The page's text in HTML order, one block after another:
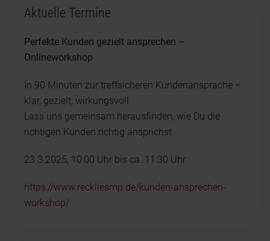
Aktuelle Termine
Perfekte Kunden gezielt ansprechen –
Onlineworkshop
In 90 Minuten zur treffsicheren Kundenansprache –
klar, gezielt, wirkungsvoll
Lass uns gemeinsam herausfinden, wie Du die
richtigen Kunden richtig ansprichst
23.3.2025, 10:00 Uhr bis ca. 11:30 Uhr
https://www.reckliesmp.de/kunden-ansprechen-
workshop/